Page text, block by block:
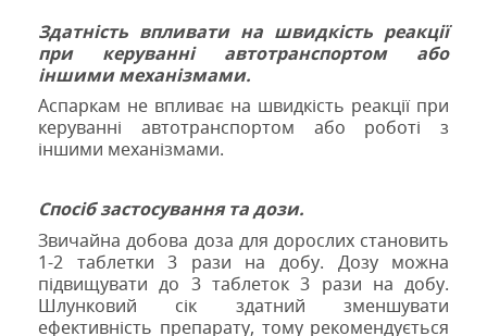
Здатність впливати на швидкість реакції
при керуванні автотранспортом або
іншими механізмами.
Аспаркам не впливає на швидкість реакції при
керуванні автотранспортом або роботі з
іншими механізмами.
Спосіб застосування та дози.
Звичайна добова доза для дорослих становить
1-2 таблетки 3 рази на добу. Дозу можна
підвищувати до 3 таблеток 3 рази на добу.
Шлунковий сік здатний зменшувати
ефективність препарату, тому рекомендується